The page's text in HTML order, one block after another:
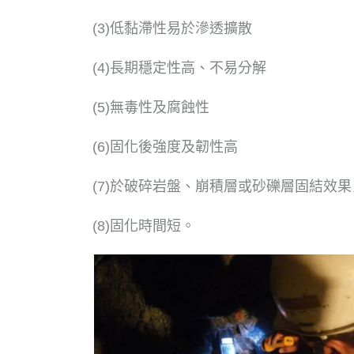
(3)低黏滯性易於滲透擴散
(4)長期穩定性高、不易分解
(5)無毒性及腐蝕性
(6)固化後強度及韌性高
(7)於破碎岩盤、崩積層或砂礫層固結效
(8)固化時間短。